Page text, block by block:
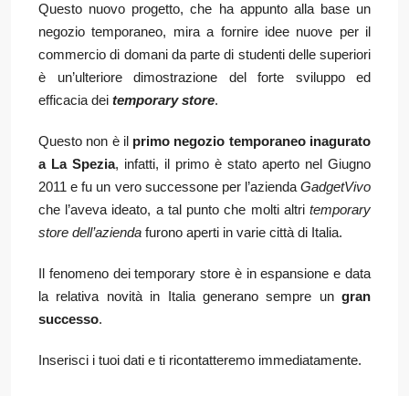
Questo nuovo progetto, che ha appunto alla base un
negozio temporaneo, mira a fornire idee nuove per il
commercio di domani da parte di studenti delle superiori
è un’ulteriore dimostrazione del forte sviluppo ed
efficacia dei temporary store.
Questo non è il primo negozio temporaneo inagurato
a La Spezia, infatti, il primo è stato aperto nel Giugno
2011 e fu un vero successone per l’aziendaGadgetVivo
che l’aveva ideato, a tal punto che molti altri temporary
store dell’azienda furono aperti in varie città di Italia.
Il fenomeno dei temporary store è in espansione e data
la relativa novità in Italia generano sempre un gran
successo.
Inserisci i tuoi dati e ti ricontatteremo immediatamente.